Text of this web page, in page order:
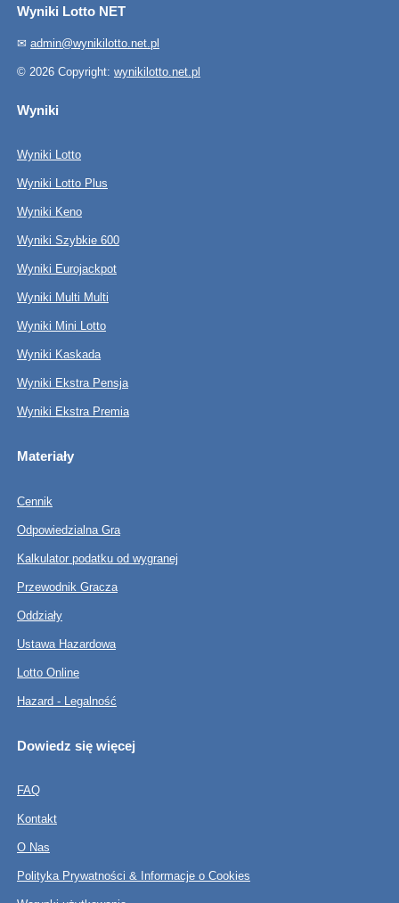
Wyniki Lotto NET
✉ admin@wynikilotto.net.pl
© 2026 Copyright: wynikilotto.net.pl
Wyniki
Wyniki Lotto
Wyniki Lotto Plus
Wyniki Keno
Wyniki Szybkie 600
Wyniki Eurojackpot
Wyniki Multi Multi
Wyniki Mini Lotto
Wyniki Kaskada
Wyniki Ekstra Pensja
Wyniki Ekstra Premia
Materiały
Cennik
Odpowiedzialna Gra
Kalkulator podatku od wygranej
Przewodnik Gracza
Oddziały
Ustawa Hazardowa
Lotto Online
Hazard - Legalność
Dowiedz się więcej
FAQ
Kontakt
O Nas
Polityka Prywatności & Informacje o Cookies